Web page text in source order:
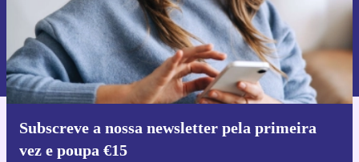
Subscreve a nossa newsletter pela primeira
vez e poupa €15
Pedir voucher
Informações sobre o uso de dados pessoais podem ser encontrados na
nossa
Política de Privacidade.
Faz o download da app refurbed
Para iOS e Android